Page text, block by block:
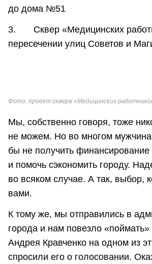
до дома №51
3. Сквер «Медицинских
пересечении улиц Советов и
Фото: проект сквера «Медицинских
Мы, собственно говоря, тоже
не можем. Но во многом
бы не получить финансирование
и помочь сэкономить городу.
во всяком случае. А так, выбор,
вами.
К тому же, мы отправились в
города и нам повезло «поймать»
Андрея Кравченко на одном из
спросили его о голосовании.